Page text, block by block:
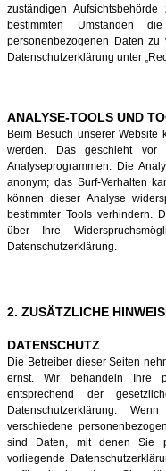
zuständigen
bestimmten Umständen
personenbezogenen Daten
Datenschutzerklärung unter
ANALYSE-TOOLS UND
Beim Besuch unserer Website
werden. Das geschieht
Analyseprogrammen. Die
anonym; das Surf-Verhalten
können dieser Analyse
bestimmter Tools verhindern.
über Ihre
Datenschutzerklärung.
2. ZUSÄTZLICHE
DATENSCHUTZ
Die Betreiber dieser Seiten
ernst. Wir behandeln Ihre
entsprechend der
Datenschutzerklärung.
verschiedene
sind Daten, mit denen Sie
vorliegende